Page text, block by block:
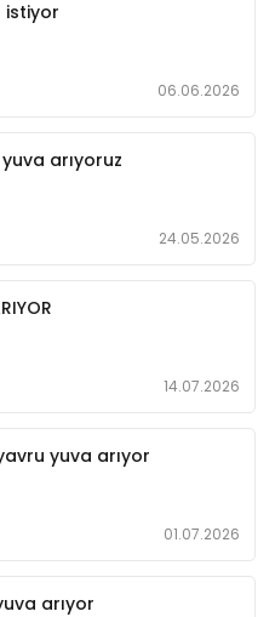
istiyor
06.06.2026
arıyoruz
24.05.2026
14.07.2026
yuva arıyor
01.07.2026
arıyor